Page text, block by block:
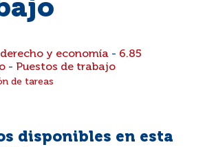
y economía - 6.85
- Puestos de trabajo
de tareas
disponibles en esta